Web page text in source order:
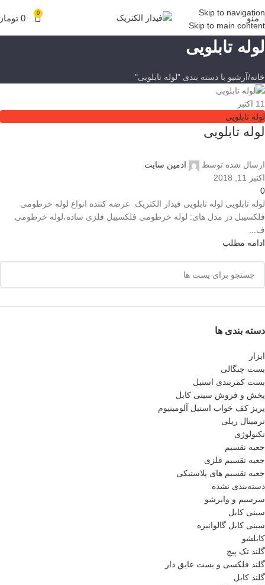
Skip to navigation
Skip to main content
منو 0
0
لوله تابلویی
خانه آرشیو با دسته بندی "لوله تابلویی"
11 اکتبر
لوله تابلویی
لوله تابلويی
ارسال شده توسط
ادمین سایت
اکتبر 11, 2018
0
لوله تابلويی لوله تابلويی فیدار الکتریک عرضه کننده انواع لوله خرطومی
فلکسیبل در مدل های: لوله خرطومی فلکسیبل فلزی ساده،لوله خرطومی
ف...
ادامه مطلب
دسته بندی ها
ابزار
بست چنگالی
بست کمربندی استیل
پخش و فروش سینی کابل
پريز كف خواب استيل آلومينيوم
ترمینال ریلی
تکنولوژی
جعبه تقسیم
جعبه تقسیم فلزی
جعبه تقسیم های پلاستیکی
دسته‌بندی نشده
سرسیم و وایرشو
سینی کابل
سینی کابل گالوانیزه
کابلشو
گلند تک پیچ
گلند فلكسی و بست عایق دار
گلند کابل